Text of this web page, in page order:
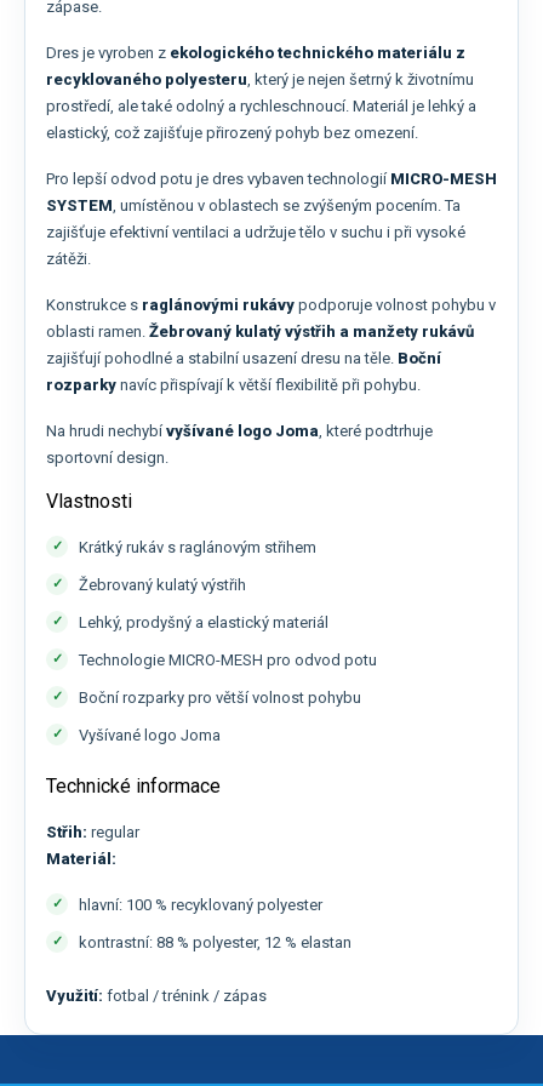
zápase.
Dres je vyroben z ekologického technického materiálu z
recyklovaného polyesteru, který je nejen šetrný k životnímu
prostředí, ale také odolný a rychleschnoucí. Materiál je lehký a
elastický, což zajišťuje přirozený pohyb bez omezení.
Pro lepší odvod potu je dres vybaven technologií MICRO-MESH
SYSTEM, umístěnou v oblastech se zvýšeným pocením. Ta
zajišťuje efektivní ventilaci a udržuje tělo v suchu i při vysoké
zátěži.
Konstrukce s raglánovými rukávy podporuje volnost pohybu v
oblasti ramen. Žebrovaný kulatý výstřih a manžety rukávů
zajišťují pohodlné a stabilní usazení dresu na těle. Boční
rozparky navíc přispívají k větší flexibilitě při pohybu.
Na hrudi nechybí vyšívané logo Joma, které podtrhuje
sportovní design.
Vlastnosti
Krátký rukáv s raglánovým střihem
Žebrovaný kulatý výstřih
Lehký, prodyšný a elastický materiál
Technologie MICRO-MESH pro odvod potu
Boční rozparky pro větší volnost pohybu
Vyšívané logo Joma
Technické informace
Střih: regular
Materiál:
hlavní: 100 % recyklovaný polyester
kontrastní: 88 % polyester, 12 % elastan
Využití: fotbal / trénink / zápas